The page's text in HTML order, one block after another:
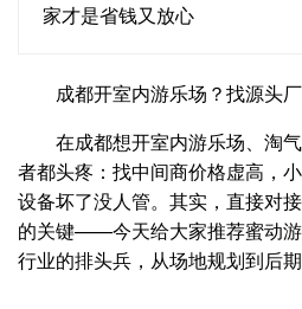
家才是省钱又放心
成都开室内游乐场？找源头
在成都想开室内游乐场、淘
者都头疼：找中间商价格虚高，
设备坏了没人管。其实，直接对
的关键——今天给大家推荐蜜动
行业的排头兵，从场地规划到后